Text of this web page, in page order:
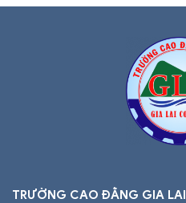
TRƯỜNG CAO ĐẲNG GIA LAI